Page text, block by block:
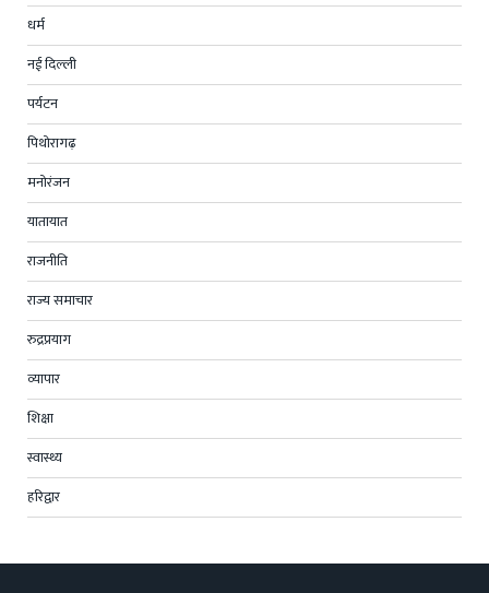
धर्म
नई दिल्ली
पर्यटन
पिथोरागढ़
मनोरंजन
यातायात
राजनीति
राज्य समाचार
रुद्रप्रयाग
व्यापार
शिक्षा
स्वास्थ्य
हरिद्वार